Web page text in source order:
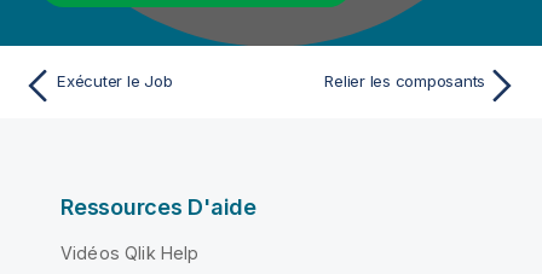
Exécuter le Job Relier les composants
Ressources D'aide
Vidéos Qlik Help